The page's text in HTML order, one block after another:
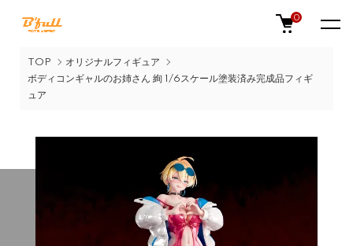
0
TOP
オリジナルフィギュア
ボディコンギャルのお姉さん 絢 1/6スケール塗装済み完成品フィギ
ュア